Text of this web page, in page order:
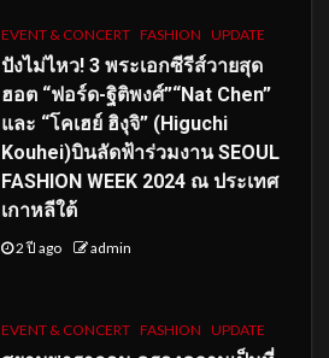
EVENT & CONCERT FASHION UPDATE
ปังไม่ไหว! 3 พระเอกซีรีส์วายสุด
ฮอต “ฟอร์ด-ฐิติพงศ์”“Nat Chen”
และ “โคเฮย์ ฮิงุจิ” (Higuchi
Kouhei)บินลัดฟ้าร่วมงาน SEOUL
FASHION WEEK 2024 ณ ประเทศ
เกาหลีใต้
2 ปี ago admin
EVENT & CONCERT FASHION UPDATE